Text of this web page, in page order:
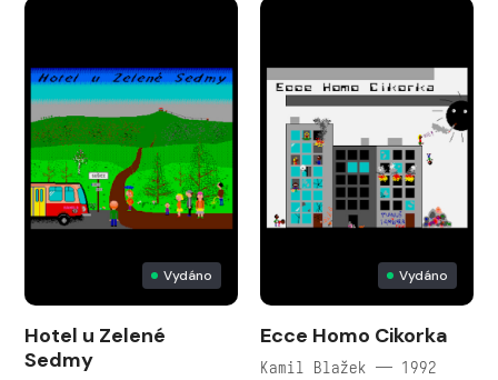
Vydáno
Hotel u Zelené
Sedmy
Vydáno
Ecce Homo Cikorka
Kamil Blažek — 1992